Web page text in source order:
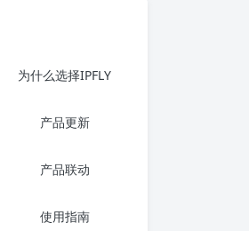
为什么选择IPFLY
产品更新
产品联动
使用指南